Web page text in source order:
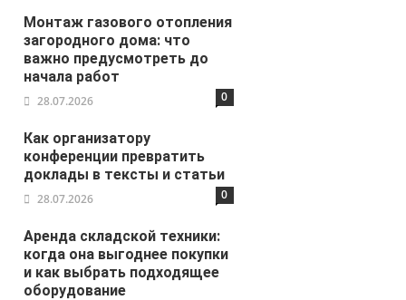
Монтаж газового отопления
загородного дома: что
важно предусмотреть до
начала работ
28.07.2026 0
Как организатору
конференции превратить
доклады в тексты и статьи
28.07.2026 0
Аренда складской техники:
когда она выгоднее покупки
и как выбрать подходящее
оборудование